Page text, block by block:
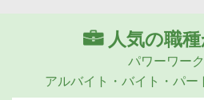
人気の職
パワーワー
アルバイト・バイト・パー